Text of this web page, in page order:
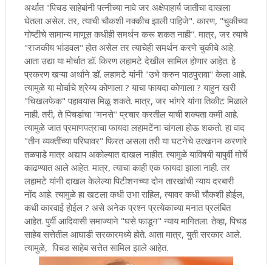
अर्थात "पिचड साहेबांनी पत्नीच्या नावे जर अक्षेपाहार्य जातीचा दाखला
घेतला असेल. तर, त्याची चौकशी नक्कीच झाली पाहिजे". कारण, "चुकीच्या
गोष्टीचे सामान्य माणूस कधीही समर्थन करू शकत नाही". मात्र, जर त्याचे
"राजकीय भांडवल" होत असेल तर त्याचेही समर्थन करणे चुकीचे आहे.
आता उद्या या मोर्चात डॉ. किरण लहामटे देखील सामिल होणार आहेत. हे
प्रकरण खऱ्या अर्थाने डॉ. लहामटे यांनी "उभे करुन पाठपुरावा" केला आहे.
त्यामुळे या मोर्चाचे श्रेय्य कोणाला ? याचा फायदा कोणाला ? याहुन खरी
"चिखलफेक" पहावयास मिळू शकते. मात्र, जर भांगरे यांना तिकीट मिळाले
नाही. तरी, ते पिचडांचा "मनसे" प्रचार करतील याची शक्यता कमी आहे.
त्यामुळे जात प्रमाणपत्राचा फायदा लहामटेंना चांगला होऊ शकतो. हा वाद
"तीन व्यक्तींच्या परिघावर" फिरत असला तरी या घटनेचे उत्खनन करणारे
तळपाडे मात्र अद्याप अकोल्यात दाखल नाहीत. त्यामुळे याविषयी यापुर्वी मोर्चे
काढण्यात आले आहेत. मात्र, त्याचा काही एक फायदा झाला नाही. तर
लहामटे यांनी दाखल केलेल्या पिटीशनच्या दोन तारखांची न्याय दरबारी
नोंद आहे. त्यामुळे हा खटला कधी उभा राहिल, त्यावर कधी चौकशी होईल,
कधी कारवाई होईल ? असे अनेक प्रश्न प्रत्येकाच्या मनात प्रलंबित
आहेत. पुर्वी आदिवासी समाज्याने "घसे फाडून" न्याय मागितला. तेव्हा, पिचड
साहेब सत्तेतील आघाडी सरकारमध्ये होते. आता मात्र, युती सरकार आले.
त्यामुळे, पिचड साहेब सत्तेत सामिल झाले आहेत.